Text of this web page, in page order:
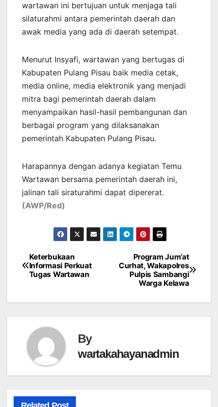
wartawan ini bertujuan untuk menjaga tali
silaturahmi antara pemerintah daerah dan
awak media yang ada di daerah setempat.
Menurut Insyafi, wartawan yang bertugas di
Kabupaten Pulang Pisau baik media cetak,
media online, media elektronik yang menjadi
mitra bagi pemerintah daerah dalam
menyampaikan hasil-hasil pembangunan dan
berbagai program yang dilaksanakan
pemerintah Kabupaten Pulang Pisau.
Harapannya dengan adanya kegiatan Temu
Wartawan bersama pemerintah daerah ini,
jalinan tali siraturahmi dapat dipererat.
(AWP/Red)
Post
navigation
Program Jum’at
Curhat, Wakapolres
Pulpis Sambangi
Warga Kelawa
Keterbukaan
Informasi Perkuat
Tugas Wartawan
By
wartakahayanadmin